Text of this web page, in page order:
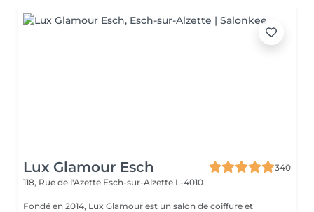
Lux Glamour Esch
340
118, Rue de l'Azette Esch-sur-Alzette L-4010
Fondé en 2014, Lux Glamour est un salon de coiffure et